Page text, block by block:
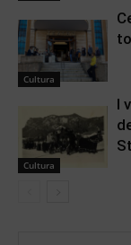
Cultura
Cultura
I